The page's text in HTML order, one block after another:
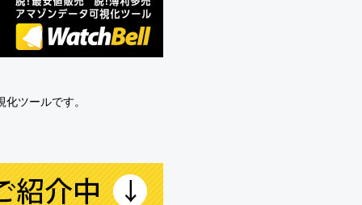
ツールです。